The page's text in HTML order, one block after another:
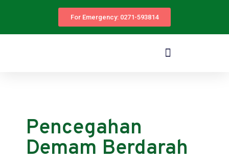
For Emergency: 0271-593814
Pencegahan
Demam Berdarah